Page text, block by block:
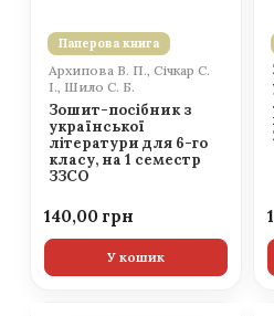
Паперова книга
Архипова В. П., Січкар С.
І., Шило С. Б.
Зошит-посібник з
української
літератури для 6-го
класу, на 1 семестр
ЗЗСО
140,00
У кошик